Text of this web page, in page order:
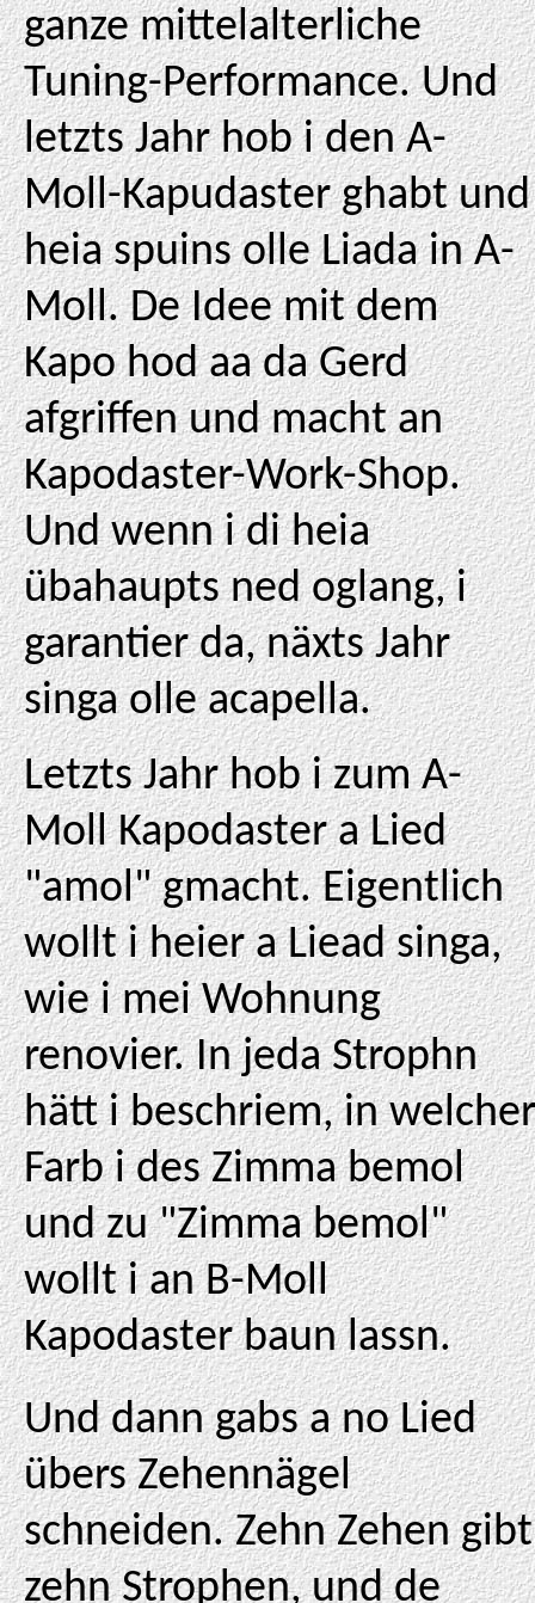
ganze mittelalterliche
Tuning-Performance. Und
letzts Jahr hob i den A-
Moll-Kapudaster ghabt und
heia spuins olle Liada in A-
Moll. De Idee mit dem
Kapo hod aa da Gerd
afgriffen und macht an
Kapodaster-Work-Shop.
Und wenn i di heia
übahaupts ned oglang, i
garantier da, näxts Jahr
singa olle acapella.
Letzts Jahr hob i zum A-
Moll Kapodaster a Lied
"amol" gmacht. Eigentlich
wollt i heier a Liead singa,
wie i mei Wohnung
renovier. In jeda Strophn
hätt i beschriem, in welcher
Farb i des Zimma bemol
und zu "Zimma bemol"
wollt i an B-Moll
Kapodaster baun lassn.
Und dann gabs a no Lied
übers Zehennägel
schneiden. Zehn Zehen gibt
zehn Strophen, und de